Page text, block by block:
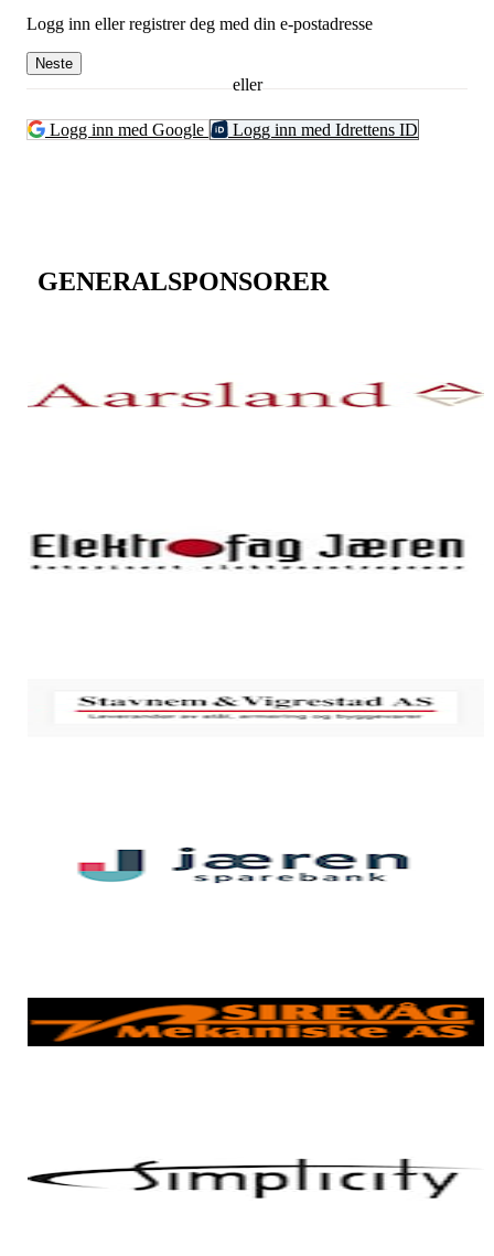
Logg inn eller registrer deg med din e-postadresse
Neste
eller
Logg inn med Google Logg inn med Idrettens ID
GENERALSPONSORER